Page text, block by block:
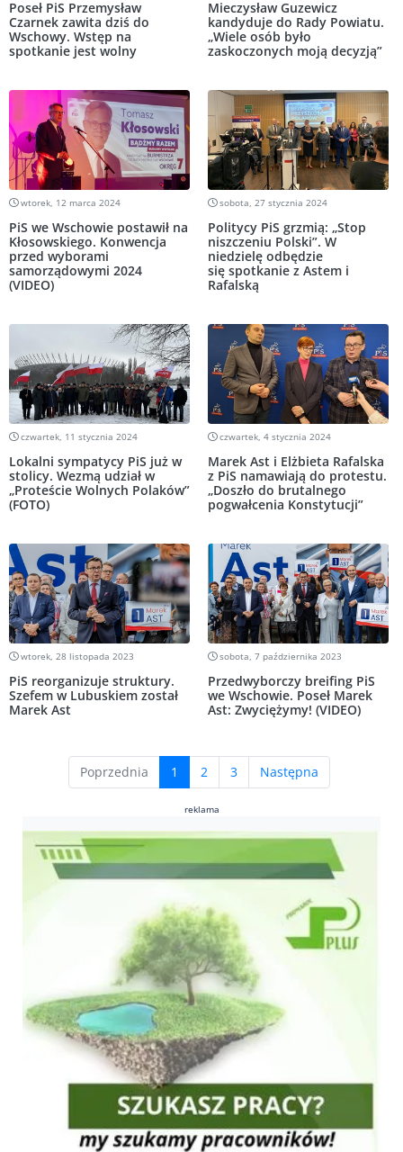
Poseł PiS Przemysław
Czarnek zawita dziś do
Wschowy. Wstęp na
spotkanie jest wolny
Mieczysław Guzewicz
kandyduje do Rady Powiatu.
„Wiele osób było
zaskoczonych moją decyzją”
wtorek, 12 marca 2024
PiS we Wschowie postawił na
Kłosowskiego. Konwencja
przed wyborami
samorządowymi 2024
(VIDEO)
sobota, 27 stycznia 2024
Politycy PiS grzmią: „Stop
niszczeniu Polski”. W
niedzielę odbędzie
się spotkanie z Astem i
Rafalską
czwartek, 11 stycznia 2024
Lokalni sympatycy PiS już w
stolicy. Wezmą udział w
„Proteście Wolnych Polaków”
(FOTO)
czwartek, 4 stycznia 2024
Marek Ast i Elżbieta Rafalska
z PiS namawiają do protestu.
„Doszło do brutalnego
pogwałcenia Konstytucji”
wtorek, 28 listopada 2023
PiS reorganizuje struktury.
Szefem w Lubuskiem został
Marek Ast
sobota, 7 października 2023
Przedwyborczy breifing PiS
we Wschowie. Poseł Marek
Ast: Zwyciężymy! (VIDEO)
Poprzednia 1 (current)
2 3 Następna
reklama